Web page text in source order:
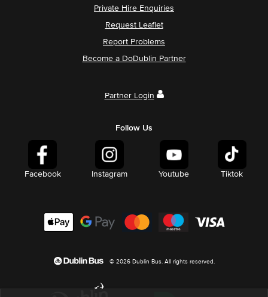
Private Hire Enquiries
Request Leaflet
Report Problems
Become a DoDublin Partner
Partner Login
Follow Us
Facebook Instagram Youtube Tiktok
© 2026 Dublin Bus. All rights reserved.